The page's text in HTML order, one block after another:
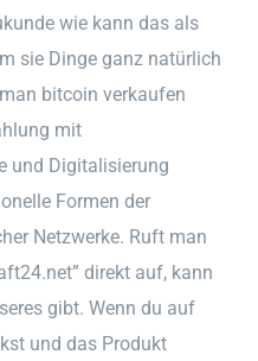
wie kann das als
sie Dinge ganz natürlich
bitcoin verkaufen
mit
und Digitalisierung
Formen der
Netzwerke. Ruft man
direkt auf, kann
gibt. Wenn du auf
und das Produkt